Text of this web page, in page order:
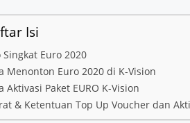
Isi
Singkat Euro 2020
Menonton Euro 2020 di K-Vision
Aktivasi Paket EURO K-Vision
& Ketentuan Top Up Voucher dan